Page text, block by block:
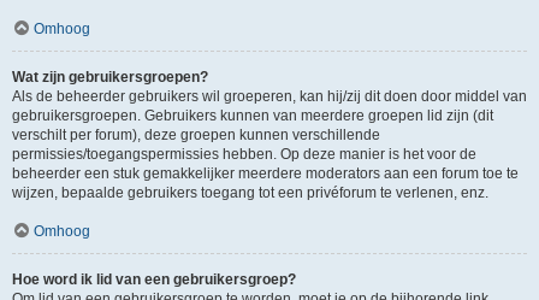
Omhoog
Wat zijn gebruikersgroepen?
Als de beheerder gebruikers wil groeperen, kan hij/zij dit doen door middel van
gebruikersgroepen. Gebruikers kunnen van meerdere groepen lid zijn (dit
verschilt per forum), deze groepen kunnen verschillende
permissies/toegangspermissies hebben. Op deze manier is het voor de
beheerder een stuk gemakkelijker meerdere moderators aan een forum toe te
wijzen, bepaalde gebruikers toegang tot een privéforum te verlenen, enz.
Omhoog
Hoe word ik lid van een gebruikersgroep?